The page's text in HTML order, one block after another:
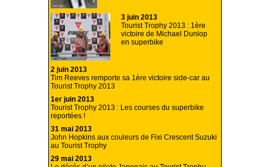
3 juin 2013
Tourist Trophy 2013 : 1ère
victoire de Michael Dunlop
en superbike
2 juin 2013
Tim Reeves remporte sa 1ère victoire side-car au
Tourist Trophy 2013
1er juin 2013
Tourist Trophy 2013 : Les courses du superbike
reportées !
31 mai 2013
John Hopkins aux couleurs de Fixi Crescent Suzuki
au Tourist Trophy
29 mai 2013